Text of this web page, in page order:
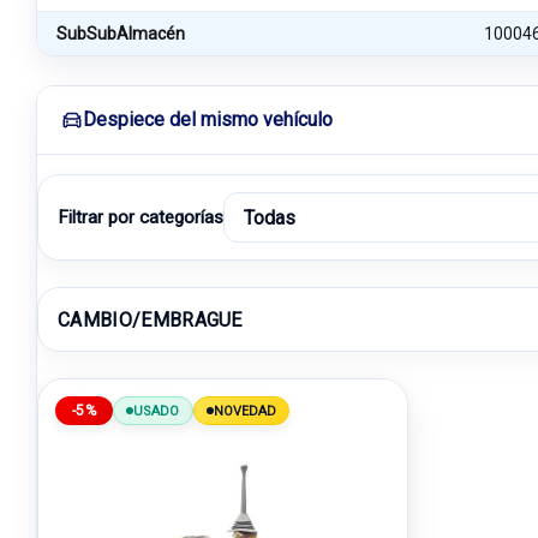
SubSubAlmacén
Despiece del mismo vehículo
Filtrar por categorías
CAMBIO/EMBRAGUE
-5% USADO NOVEDAD